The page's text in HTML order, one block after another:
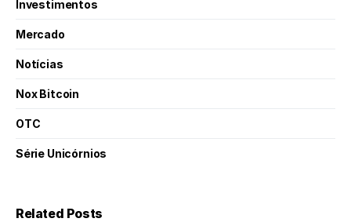
Investimentos
Mercado
Notícias
Nox Bitcoin
OTC
Série Unicórnios
Related Posts